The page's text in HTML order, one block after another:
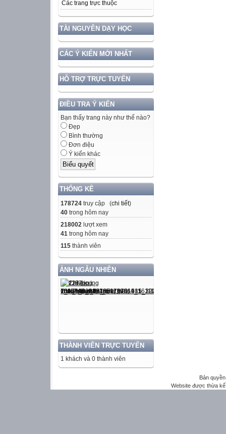
Các trang trực thuộc
TÀI NGUYÊN DẠY HỌC
CÁC Ý KIẾN MỚI NHẤT
HỖ TRỢ TRỰC TUYẾN
ĐIỀU TRA Ý KIẾN
Bạn thấy trang này như thế nào?
Đẹp
Bình thường
Đơn điệu
Ý kiến khác
THỐNG KÊ
178724 truy cập (chi tiết)
40 trong hôm nay
218002 lượt xem
41 trong hôm nay
115 thành viên
ẢNH NGẪU NHIÊN
THÀNH VIÊN TRỰC TUYẾN
1 khách và 0 thành viên
Bản
Website được thừa